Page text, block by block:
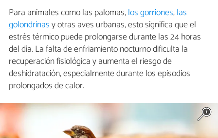
Para animales como las palomas,los gorriones,las
golondrinasy otras aves urbanas, esto significa que el
estrés térmico puede prolongarse durante las 24 horas
del día. La falta de enfriamiento nocturno dificulta la
recuperación fisiológica y aumenta el riesgo de
deshidratación, especialmente durante los episodios
prolongados de calor.